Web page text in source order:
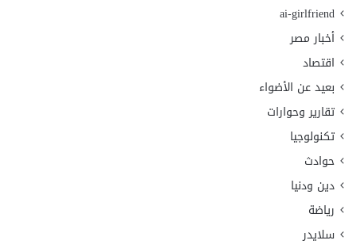
ai-girlfriend
أخبار مصر
اقتصاد
بعيد عن الأضواء
تقارير وحوارات
تكنولوجيا
حوادث
دين ودنيا
رياضة
سلايدر